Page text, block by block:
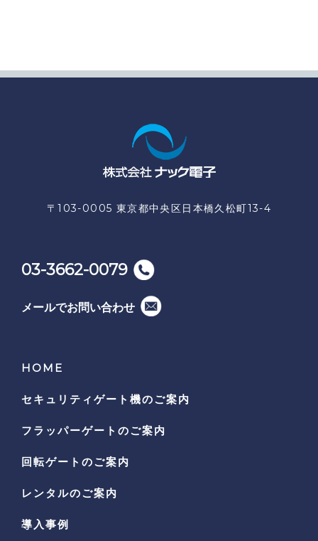
〒103-0005 東京都中央区日本橋久松町13-4
03-3662-0079
メールでお問い合わせ
HOME
セキュリティゲート機のご案内
フラッパーゲートのご案内
回転ゲートのご案内
レンタルのご案内
導入事例